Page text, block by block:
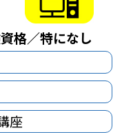
格／特になし
座